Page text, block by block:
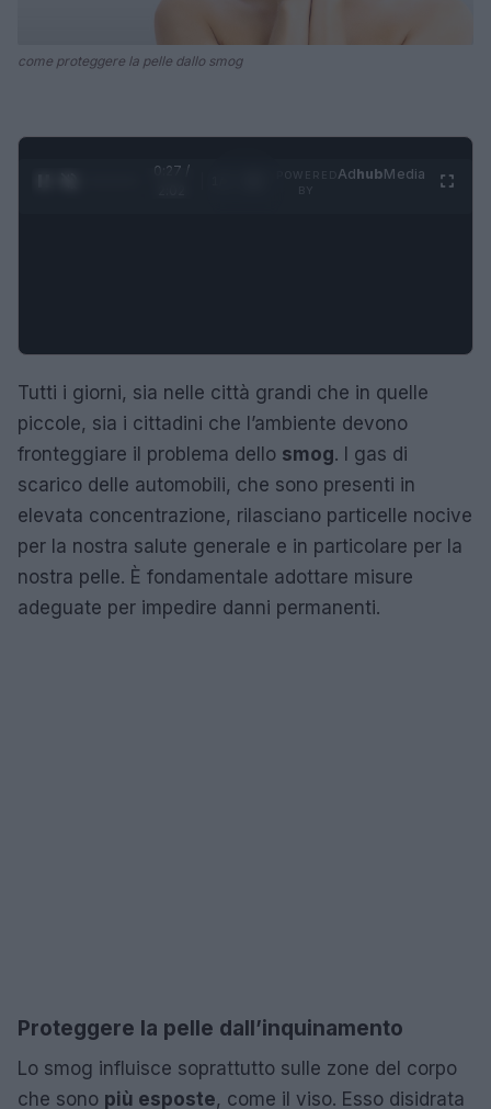
come proteggere la pelle dallo smog
0:28 /
AdhubMedia
Tutti i giorni, sia nelle città grandi che in quelle
piccole, sia i cittadini che l’ambiente devono
fronteggiare il problema dello smog. I gas di
scarico delle automobili, che sono presenti in
elevata concentrazione, rilasciano particelle nocive
per la nostra salute generale e in particolare per la
nostra pelle. È fondamentale adottare misure
adeguate per impedire danni permanenti.
Proteggere la pelle dall’inquinamento
Lo smog influisce soprattutto sulle zone del corpo
che sono più esposte, come il viso. Esso disidrata